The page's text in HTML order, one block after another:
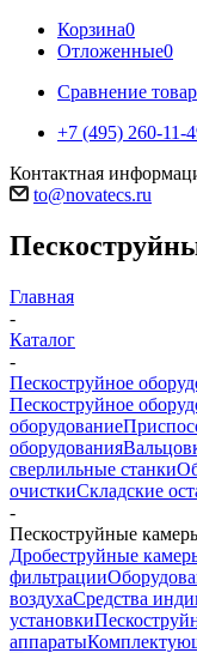
Корзина0
Отложенные0
Сравнение
+7 (495) 260-11-
Контактная
to@novatecs.ru
Главная
-
Каталог
-
Пескоструйное
Пескоструйное
оборудование
оборудования
сверлильные станки
очисткиСкладские
-
Пескоструйные
Дробеструйные
фильтрации
воздухаСредства
установки
аппараты